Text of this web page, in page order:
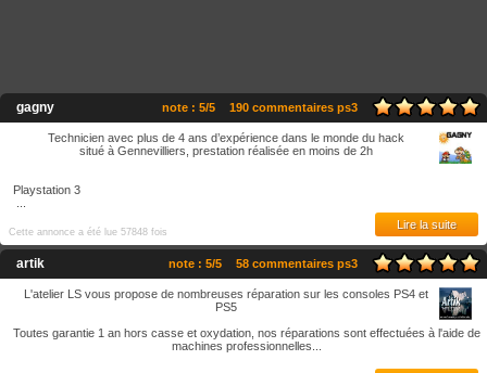
gagny 190 commentaires ps3
note : 5/5
Technicien avec plus de 4 ans d’expérience dans le monde du hack
situé à Gennevilliers, prestation réalisée en moins de 2h
Playstation 3
Cette annonce a été lue 57848 fois
Lire la suite
artik 58 commentaires ps3
note : 5/5
L'atelier LS vous propose de nombreuses réparation sur les consoles PS4 et
PS5
Toutes garantie 1 an hors casse et oxydation, nos réparations sont effectuées à l'aide de
machines professionnelles...